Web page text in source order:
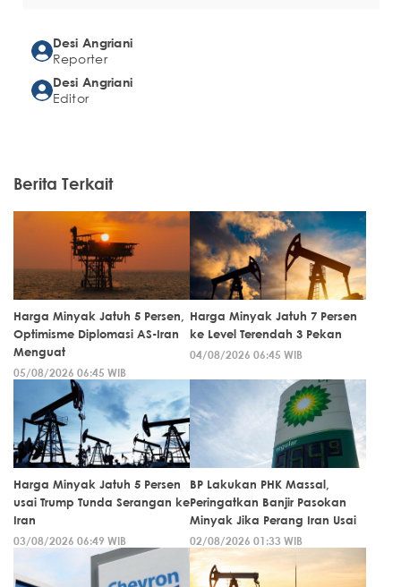
Desi Angriani
Reporter
Desi Angriani
Editor
Berita Terkait
Harga Minyak Jatuh 5 Persen,
Optimisme Diplomasi AS-Iran
Menguat
05/08/2026 06:45 WIB
Harga Minyak Jatuh 7 Persen
ke Level Terendah 3 Pekan
04/08/2026 06:45 WIB
Harga Minyak Jatuh 5 Persen
usai Trump Tunda Serangan ke
Iran
03/08/2026 06:49 WIB
BP Lakukan PHK Massal,
Peringatkan Banjir Pasokan
Minyak Jika Perang Iran Usai
02/08/2026 01:33 WIB